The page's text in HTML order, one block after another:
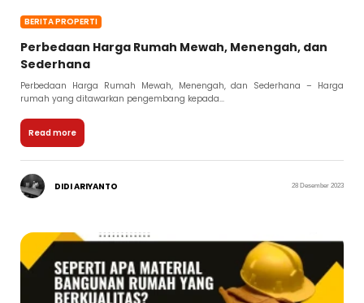
BERITA PROPERTI
Perbedaan Harga Rumah Mewah, Menengah, dan
Sederhana
Perbedaan Harga Rumah Mewah, Menengah, dan Sederhana – Harga
rumah yang ditawarkan pengembang kepada...
Read more
DIDI ARIYANTO 28 Desember 2023